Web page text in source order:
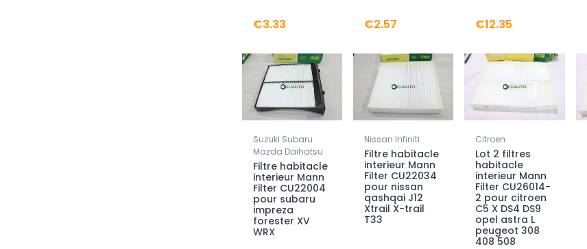
€3.33 €2.57 €12.35
Suzuki Subaru
Mazda Daihatsu
Filtre habitacle
interieur Mann
Filter CU22004
pour subaru
impreza
forester XV
WRX
Nissan Infiniti
Filtre habitacle
interieur Mann
Filter CU22034
pour nissan
qashqai J12
Xtrail X-trail
T33
Citroen
Lot 2 filtres
habitacle
interieur Mann
Filter CU26014-
2 pour citroen
C5 X DS4 DS9
opel astra L
peugeot 308
408 508